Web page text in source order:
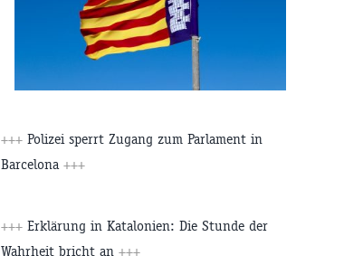
+++ Polizei sperrt Zugang zum Parlament in
Barcelona +++
+++ Erklärung in Katalonien: Die Stunde der
Wahrheit bricht an +++